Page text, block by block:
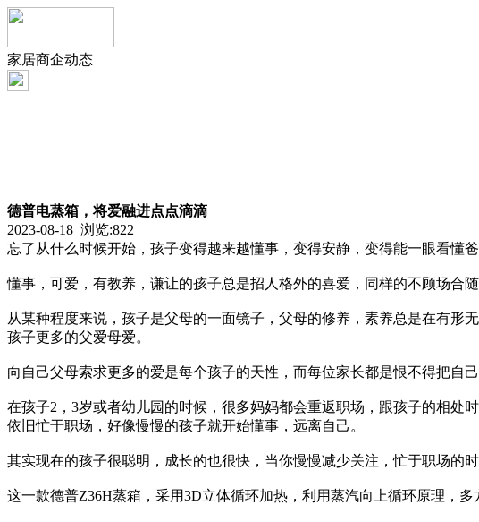
家居商企动态
德普电蒸箱，将爱融进点点滴滴
2023-08-18 浏览:822
忘了从什么时候开始，孩子变得越来越懂事，变得安静，变得能一眼看
懂事，可爱，有教养，谦让的孩子总是招人格外的喜爱，同样的不顾场合
从某种程度来说，孩子是父母的一面镜子，父母的修养，素养总是在有
孩子更多的父爱母爱。
向自己父母索求更多的爱是每个孩子的天性，而每位家长都是恨不得把自
在孩子2，3岁或者幼儿园的时候，很多妈妈都会重返职场，跟孩子的相处
依旧忙于职场，好像慢慢的孩子就开始懂事，远离自己。
其实现在的孩子很聪明，成长的也很快，当你慢慢减少关注，忙于职场的
这一款德普Z36H蒸箱，采用3D立体循环加热，利用蒸汽向上循环原理，